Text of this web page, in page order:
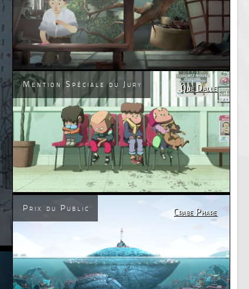
Que Dalle
Mention Spéciale du Jury
Crabe Phare
Prix du Public